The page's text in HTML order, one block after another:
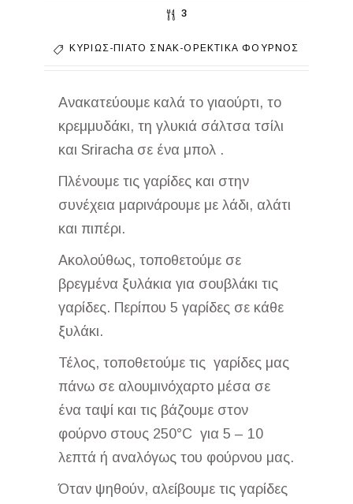
3
ΚΥΡΊΩΣ-ΠΙΆΤΟ ΣΝΑΚ-ΟΡΕΚΤΙΚΆΦΟΎΡΝΟΣ
Ανακατεύουμε καλά το γιαούρτι, το
κρεμμυδάκι, τη γλυκιά σάλτσα τσίλι
και Sriracha σε ένα μπολ .
Πλένουμε τις γαρίδες και στην
συνέχεια μαρινάρουμε με λάδι, αλάτι
και πιπέρι.
Ακολούθως, τοποθετούμε σε
βρεγμένα ξυλάκια για σουβλάκι τις
γαρίδες. Περίπου 5 γαρίδες σε κάθε
ξυλάκι.
Τέλος, τοποθετούμε τις γαρίδες μας
πάνω σε αλουμινόχαρτο μέσα σε
ένα ταψί και τις βάζουμε στον
φούρνο στους 250°C για 5 – 10
λεπτά ή αναλόγως του φούρνου μας.
Όταν ψηθούν, αλείβουμε τις γαρίδες